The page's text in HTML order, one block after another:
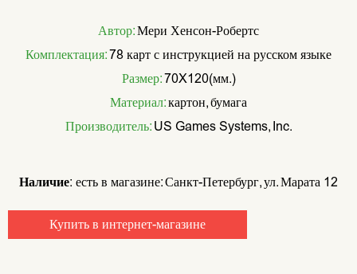
Автор:Мери Хенсон-Робертс
Комплектация:78 карт с инструкцией на русском языке
Размер:70X120(мм.)
Материал:картон, бумага
Производитель:US Games Systems, Inc.
Наличие: есть в магазине: Санкт-Петербург, ул. Марата 12
Купить в интернет-магазине